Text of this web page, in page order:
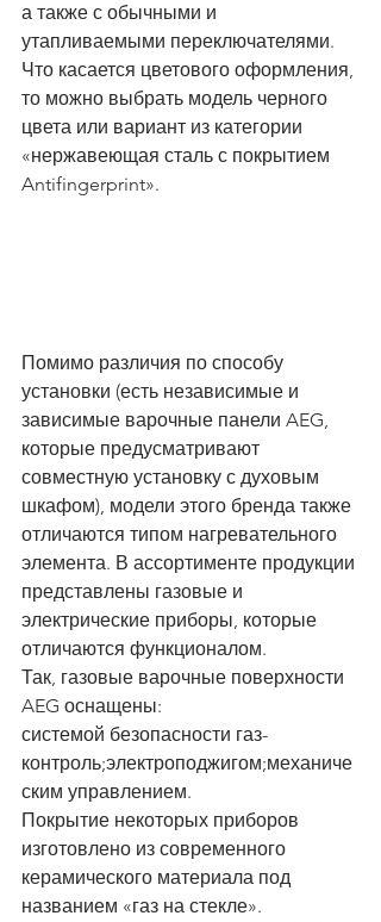
а также с обычными и
утапливаемыми переключателями.
Что касается цветового оформления,
то можно выбрать модель черного
цвета или вариант из категории
«нержавеющая сталь с покрытием
Antifingerprint».
Помимо различия по способу
установки (есть независимые и
зависимые варочные панели AEG,
которые предусматривают
совместную установку с духовым
шкафом), модели этого бренда также
отличаются типом нагревательного
элемента. В ассортименте продукции
представлены газовые и
электрические приборы, которые
отличаются функционалом.
Так, газовые варочные поверхности
AEG оснащены:
системой безопасности газ-
контроль;электроподжигом;механиче
ским управлением.
Покрытие некоторых приборов
изготовлено из современного
керамического материала под
названием «газ на стекле».